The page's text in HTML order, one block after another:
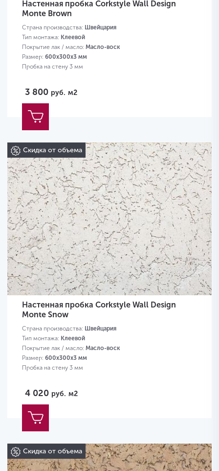
Настенная пробка Corkstyle Wall Design
Monte Brown
Страна производства: Швейцария
Тип монтажа: Клеевой
Покрытие лак / масло: Масло-воск
Размер: 600х300х3 мм
Пробка на стену 3 мм
3 800 руб. м2
Скидка от объема
Настенная пробка Corkstyle Wall Design
Monte Snow
Страна производства: Швейцария
Тип монтажа: Клеевой
Покрытие лак / масло: Масло-воск
Размер: 600х300х3 мм
Пробка на стену 3 мм
4 020 руб. м2
Скидка от объема